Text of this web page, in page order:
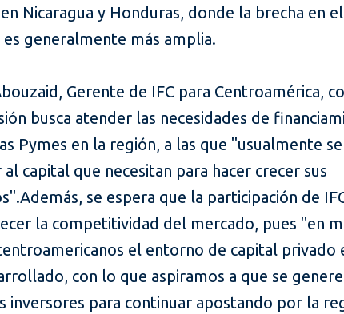
Nicaragua y Honduras, donde la brecha en
es generalmente más amplia.
Gerente de IFC para Centroamérica,
busca atender las necesidades de
Pymes en la región, a las que "usualmente
al capital que necesitan para hacer crecer sus
Además, se espera que la participación de
la competitividad del mercado, pues "en
el entorno de capital privado
con lo que aspiramos a que se
inversores para continuar apostando por la